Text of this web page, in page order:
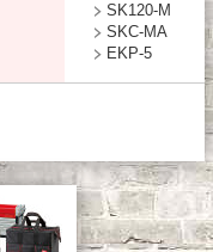
SK120-M
SKC-MA
EKP-5